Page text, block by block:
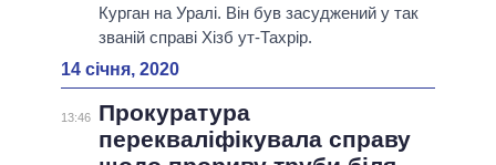
Курган на Уралі. Він був засуджений у так
званій справі Хізб ут-Тахрір.
14 січня, 2020
13:46
Прокуратура
перекваліфікувала справу